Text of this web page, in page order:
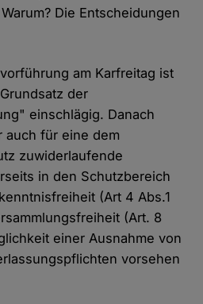
Die Entscheidungen
am Karfreitag ist
der
einschlägig. Danach
auch für eine dem
zuwiderlaufende
in den Schutzbereich
(Art 4 Abs.1
(Art. 8
einer Ausnahme von
vorsehen